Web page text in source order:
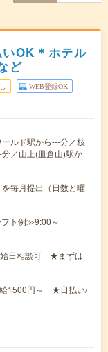
OK＊ホテル
ど
WEB登録OK
ルド駅から---分／枝
／山上(皿倉山)駅か
毎月提出（日数と曜
ト例≫9:00～
始日相談可 ★まずは
1500円～ ★日払い/